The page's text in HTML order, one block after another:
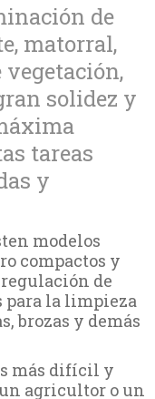
de
matorral,
vegetación,
solidez y
tareas
y
modelos
compactos y
de
para la limpieza
brozas y demás
más difícil y
agricultor o un